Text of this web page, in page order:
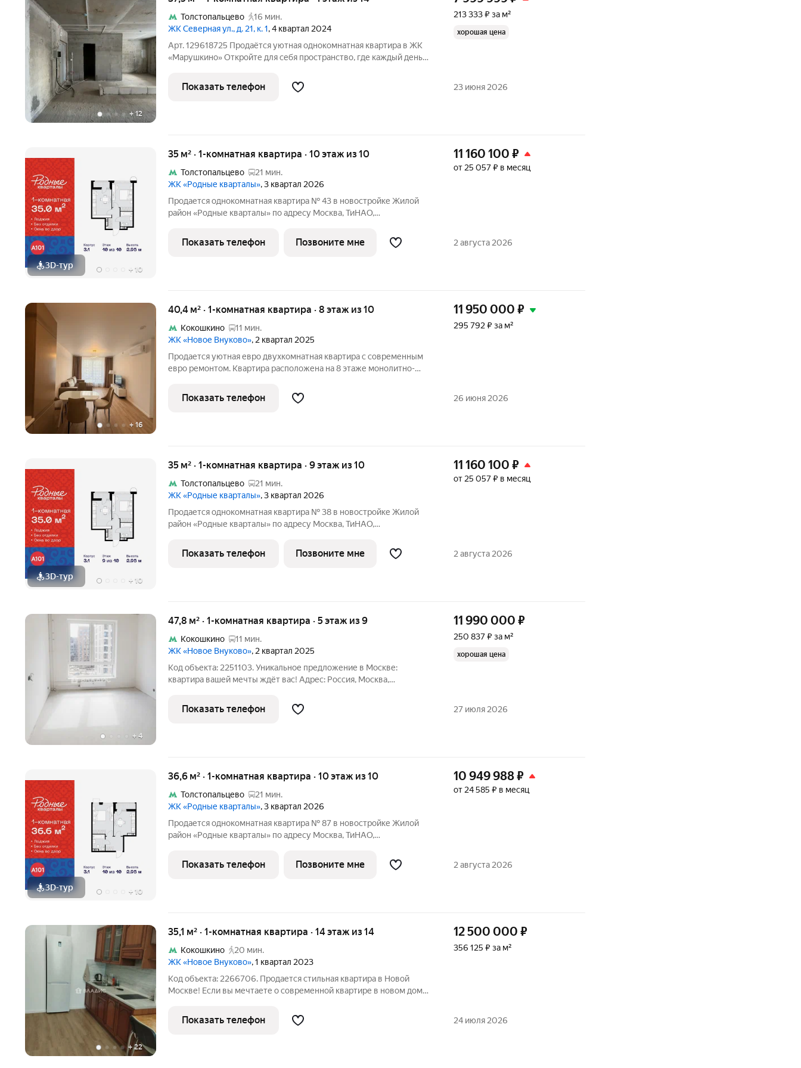
+12
Толстопальцево
16 мин.
ЖК Северная ул., д. 21, к. 1, 4 квартал 2024
Арт. 129618725 Продаётся уютная однокомнатная квартира в ЖК
«Марушкино» Откройте для себя пространство, где каждый день
вниманию светлую однокомнатную квартиру на 1м этаже с
продуманной
213 333 ₽ за м²
хорошая цена
Показать телефон 23 июня 2026
3D-тур + 10
35 м² · 1-комнатная квартира · 10 этаж из 10
Толстопальцево
21 мин.
ЖК «Родные кварталы», 3 квартал 2026
Продается однокомнатная квартира № 43 в новостройке Жилой
район «Родные кварталы» по адресу Москва, ТиНАО,
Кварталы, 3.1, район Внуково, Новомосковский административный
округ, Москва. Общая
11 160 100 ₽
от 25 057 ₽ в месяц
Показать телефон Позвоните мне 2 августа 2026
+ 16
40,4 м² · 1-комнатная квартира · 8 этаж из 10
Кокошкино
11 мин.
ЖК «Новое Внуково», 2 квартал 2025
Продается уютная евро двухкомнатная квартира с современным
евро ремонтом. Квартира расположена на 8 этаже монолитно-
приятный вид во двор, где находится закрытая территория с
детской
11 950 000 ₽
295 792 ₽ за м²
Показать телефон 26 июня 2026
3D-тур + 10
35 м² · 1-комнатная квартира · 9 этаж из 10
Толстопальцево
21 мин.
ЖК «Родные кварталы», 3 квартал 2026
Продается однокомнатная квартира № 38 в новостройке Жилой
район «Родные кварталы» по адресу Москва, ТиНАО,
Кварталы, 3.1, район Внуково, Новомосковский административный
округ, Москва. Общая
11 160 100 ₽
от 25 057 ₽ в месяц
Показать телефон Позвоните мне 2 августа 2026
+ 4
47,8 м² · 1-комнатная квартира · 5 этаж из 9
Кокошкино
11 мин.
ЖК «Новое Внуково», 2 квартал 2025
Код объекта: 2251103. Уникальное предложение в Москве:
квартира вашей мечты ждёт вас! Адрес: Россия, Москва,
Аэростатная улица, 15к9. Прописка Москва Общая информация: -
Год постройки: 2025. -
11 990 000 ₽
250 837 ₽ за м²
хорошая цена
Показать телефон 27 июля 2026
3D-тур + 10
36,6 м² · 1-комнатная квартира · 10 этаж из 10
Толстопальцево
21 мин.
ЖК «Родные кварталы», 3 квартал 2026
Продается однокомнатная квартира № 87 в новостройке Жилой
район «Родные кварталы» по адресу Москва, ТиНАО,
Кварталы, 3.1, район Внуково, Новомосковский административный
округ, Москва. Общая
10 949 988₽
от 24 585 ₽ в месяц
Показать телефон Позвоните мне 2 августа 2026
+22
35,1 м² · 1-комнатная квартира · 14 этаж из 14
Кокошкино
20 мин.
ЖК «Новое Внуково», 1 квартал 2023
Код объекта: 2266706. Продается стильная квартира в Новой
Москве! Если вы мечтаете о современной квартире в новом доме,
это предложение для вас! Светлая и уютная квартира
расположена на
12 500 000 ₽
356 125 ₽ за м²
Показать телефон 24 июля 2026